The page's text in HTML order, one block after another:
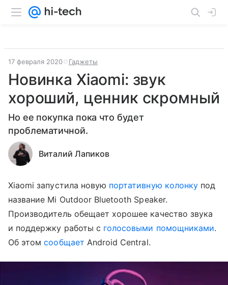
17 февраля 2020 Гаджеты
Новинка Xiaomi: звук
хороший, ценник скромный
Но ее покупка пока что будет
проблематичной.
Виталий Лапиков
Xiaomi запустила новую портативную колонку под
название Mi Outdoor Bluetooth Speaker.
Производитель обещает хорошее качество звука
и поддержку работы с голосовыми помощниками.
Об этомсообщает Android Central.